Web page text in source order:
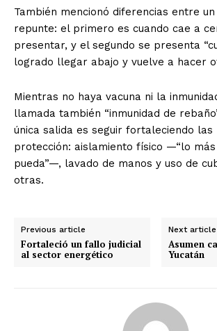
También mencionó diferencias entre
repunte: el primero es cuando cae a
presentar, y el segundo se presenta
logrado llegar abajo y vuelve a hacer
Mientras no haya vacuna ni la
llamada también “inmunidad de
única salida es seguir fortaleciendo las
protección: aislamiento físico —“lo más
pueda”—, lavado de manos y uso de
otras.
Previous article
Fortaleció un fallo judicial
al sector energético
Next article
Asumen
Yucatán